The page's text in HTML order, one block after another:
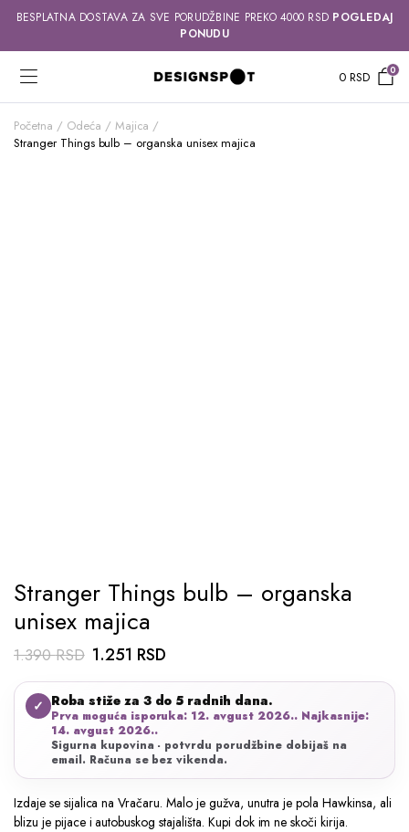
BESPLATNA DOSTAVA ZA SVE PORUDŽBINE PREKO 4000 RSD POGLEDAJ
PONUDU
0RSD 0
Početna Odeća
Majica
Stranger Things bulb – organska unisex majica
Stranger Things bulb – organska
unisex majica
1.390RSD Originalna
cena
je
bila:
1.390 RSD.
1.251 RSDTrenutna
cena
je:
1.251 RSD.
✓ Roba stiže za 3 do 5 radnih dana.
Prva moguća isporuka: 12. avgust 2026.. Najkasnije:
14. avgust 2026..
Sigurna kupovina - potvrdu porudžbine dobijaš na
email. Računa se bez vikenda.
Izdaje se sijalica na Vračaru. Malo je gužva, unutra je pola Hawkinsa, ali
blizu je pijace i autobuskog stajališta. Kupi dok im ne skoči kirija.